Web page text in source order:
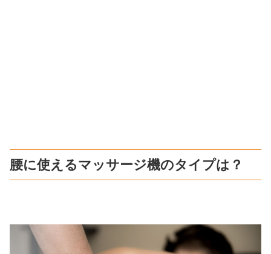
腰に使えるマッサージ機のタイプは？